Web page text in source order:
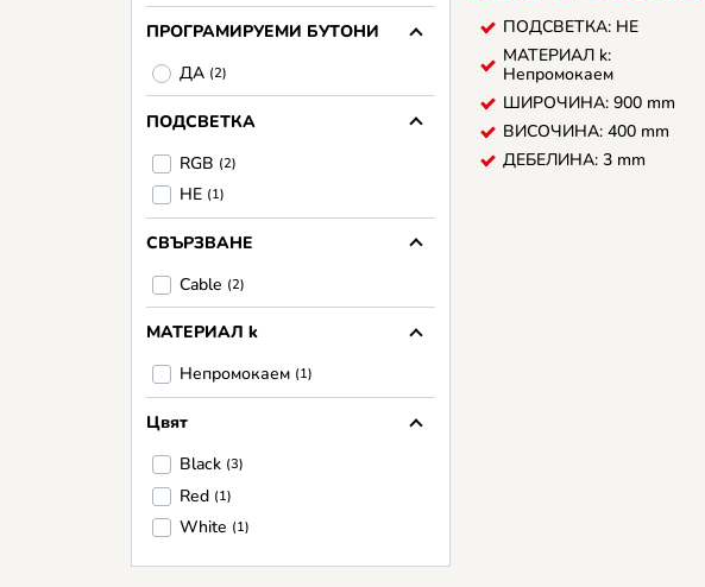
ПОДСВЕТКА: НЕ
МАТЕРИАЛ k:
Непромокаем
ШИРОЧИНА: 900 mm
ВИСОЧИНА: 400 mm
ДЕБЕЛИНА: 3 mm
ПРОГРАМИРУЕМИ БУТОНИ
ДА (2)
ПОДСВЕТКА
RGB (2)
НЕ (1)
СВЪРЗВАНЕ
Cable (2)
МАТЕРИАЛ k
Непромокаем (1)
Цвят
Black (3)
Red (1)
White (1)